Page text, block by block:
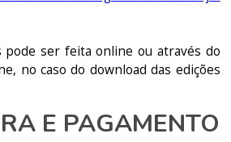
pode ser feita online ou através do
no caso do download das edições
E PAGAMENTO